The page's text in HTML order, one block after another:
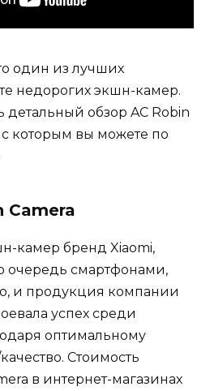
один из лучших
недорогих экшн-камер.
детальный обзор AC Robin
с которым вы можете по
Camera
камер бренд Xiaomi,
очередь смартфонами,
и продукция компании
успех среди
оптимальному
Стоимость
в интернет-магазинах